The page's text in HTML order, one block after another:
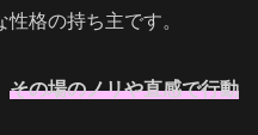
格の持ち主です。
その場のノリや直感で行動